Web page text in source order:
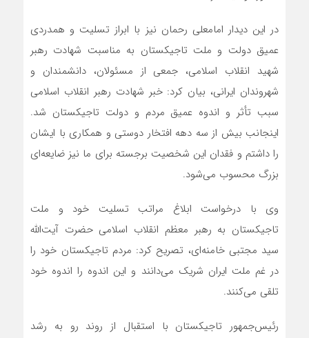
در این دیدار امامعلی رحمان نیز با ابراز تسلیت و همدردی
عمیق دولت و ملت تاجیکستان به مناسبت شهادت رهبر
شهید انقلاب اسلامی، جمعی از مسئولان، دانشمندان و
شهروندان ایرانی، بیان کرد: خبر شهادت رهبر انقلاب اسلامی
سبب تأثر و اندوه عمیق مردم و دولت تاجیکستان شد.
اینجانب بیش از سه دهه افتخار دوستی و همکاری با ایشان
را داشتم و فقدان این شخصیت برجسته برای ما نیز ضایعه‌ای
بزرگ محسوب می‌شود.
وی با درخواست ابلاغ مراتب تسلیت خود و ملت
تاجیکستان به رهبر معظم انقلاب اسلامی حضرت آیت‌الله
سید مجتبی خامنه‌ای، تصریح کرد: مردم تاجیکستان خود را
در غم ملت ایران شریک می‌دانند و این اندوه را اندوه خود
تلقی می‌کنند.
رئیس‌جمهور تاجیکستان با استقبال از روند رو به رشد